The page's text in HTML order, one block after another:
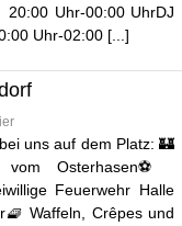
Uhr-00:00 UhrDJ
Uhr-02:00 [...]
uns auf dem Platz: 🏰
Osterhasen⚽️
Feuerwehr Halle
Waffeln, Crêpes und